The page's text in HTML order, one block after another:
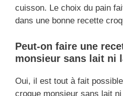
cuisson. Le choix du pain
dans une bonne recette
Peut-on faire une
monsieur sans lait ni
Oui, il est tout à fait
croque monsieur sans lait